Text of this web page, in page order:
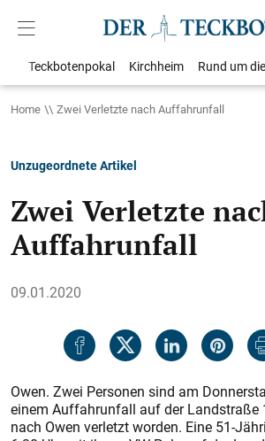
Teckbotenpokal Kirchheim Rund um
Home Zwei Verletzte nach Auffahrunfall
Unzugeordnete Artikel
Zwei Verletzte
Auffahrunfall
09.01.2020
Owen. Zwei Personen sind am
einem Auffahrunfall auf der Landstraße
nach Owen verletzt worden. Eine 51-